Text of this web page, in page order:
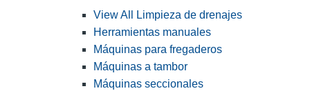
View All Limpieza de drenajes
Herramientas manuales
Máquinas para fregaderos
Máquinas a tambor
Máquinas seccionales